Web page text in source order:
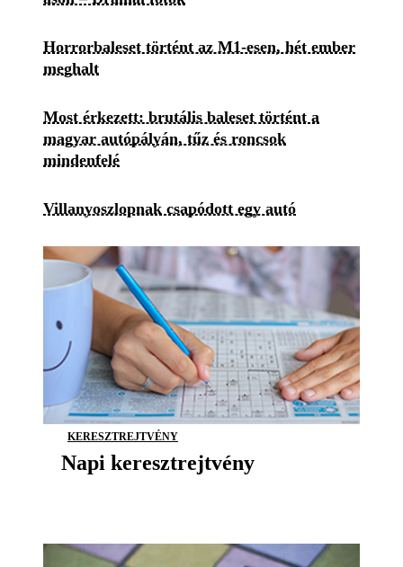
Horrorbaleset történt az M1-esen, hét ember
meghalt
Most érkezett: brutális baleset történt a
magyar autópályán, tűz és roncsok
mindenfelé
Villanyoszlopnak csapódott egy autó
KERESZTREJTVÉNY
Napi keresztrejtvény